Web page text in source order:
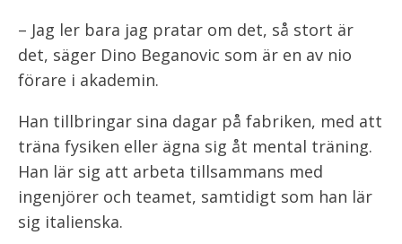
– Jag ler bara jag pratar om det, så stort är
det, säger Dino Beganovic som är en av nio
förare i akademin.
Han tillbringar sina dagar på fabriken, med att
träna fysiken eller ägna sig åt mental träning.
Han lär sig att arbeta tillsammans med
ingenjörer och teamet, samtidigt som han lär
sig italienska.